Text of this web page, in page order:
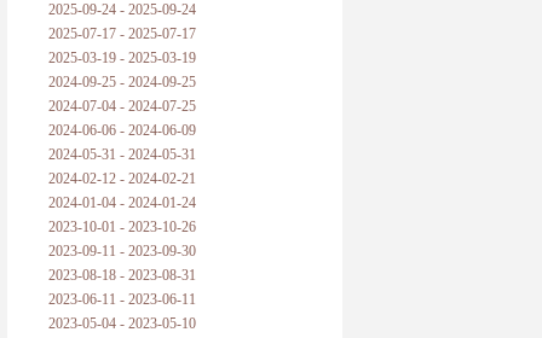
2025-09-24 - 2025-09-24
2025-07-17 - 2025-07-17
2025-03-19 - 2025-03-19
2024-09-25 - 2024-09-25
2024-07-04 - 2024-07-25
2024-06-06 - 2024-06-09
2024-05-31 - 2024-05-31
2024-02-12 - 2024-02-21
2024-01-04 - 2024-01-24
2023-10-01 - 2023-10-26
2023-09-11 - 2023-09-30
2023-08-18 - 2023-08-31
2023-06-11 - 2023-06-11
2023-05-04 - 2023-05-10